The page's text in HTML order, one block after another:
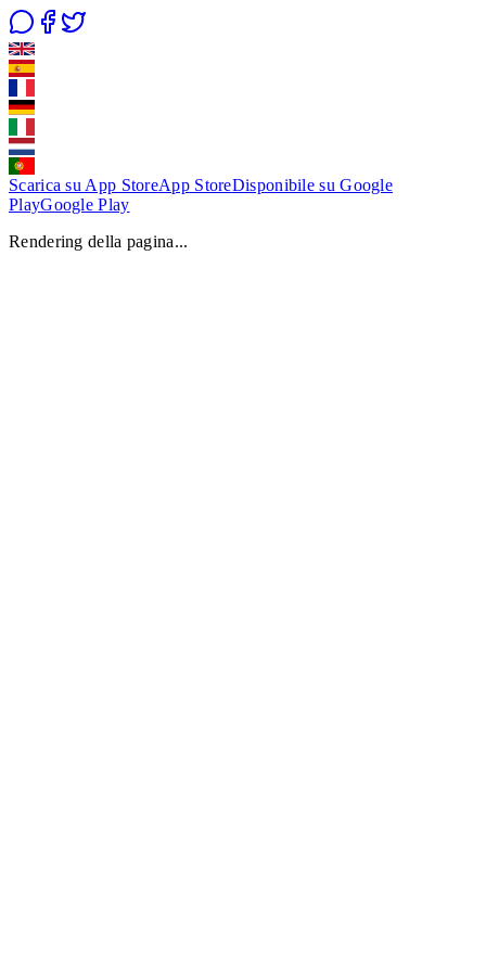
Scarica su App StoreApp StoreDisponibile su Google
PlayGoogle Play
Rendering della pagina...